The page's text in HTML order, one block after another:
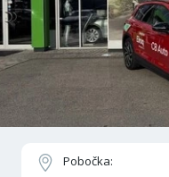
Pobočka: